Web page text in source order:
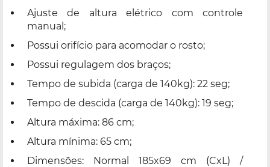
Ajuste de altura elétrico com controle
manual;
Possui orifício para acomodar o rosto;
Possui regulagem dos braços;
Tempo de subida (carga de 140kg): 22 seg;
Tempo de descida (carga de 140kg): 19 seg;
Altura máxima: 86 cm;
Altura mínima: 65 cm;
Dimensões: Normal 185x69 cm (CxL) /